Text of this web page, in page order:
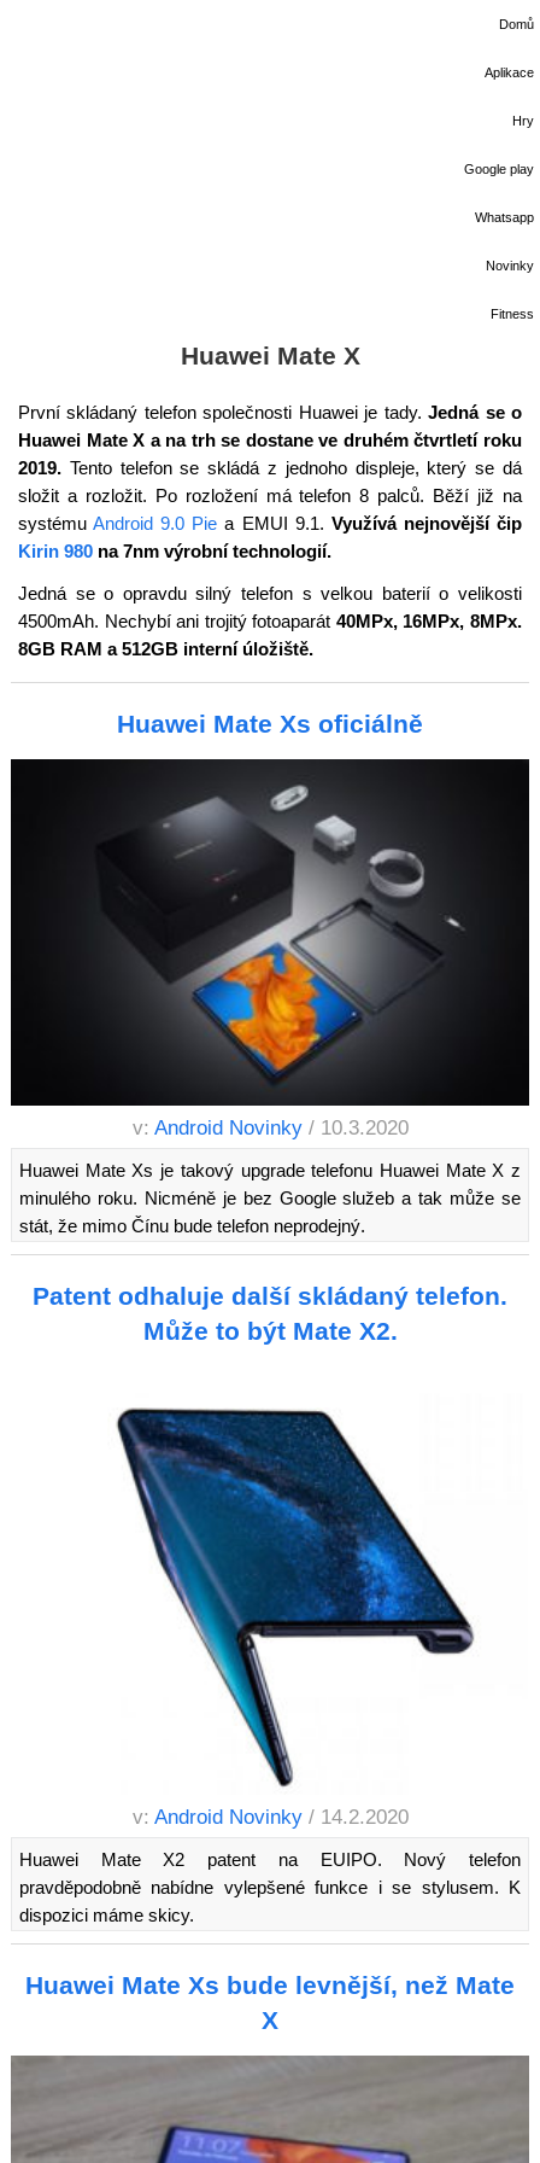
Domů
Aplikace
Hry
Google play
Whatsapp
Novinky
Fitness
Huawei Mate X
První skládaný telefon společnosti Huawei je tady.Jedná se o
Huawei Mate X a na trh se dostane ve druhém čtvrtletí roku
2019.Tento telefon se skládá z jednoho displeje, který se dá
složit a rozložit. Po rozložení má telefon 8 palců. Běží již na
systémuAndroid 9.0 Pie a EMUI 9.1. Využívá nejnovější čip
Kirin 980na 7nm výrobní technologií.
Jedná se o opravdu silný telefon s velkou baterií o velikosti
4500mAh. Nechybí ani trojitý fotoaparát 40MPx, 16MPx, 8MPx.
8GB RAM a 512GB interní úložiště.
Huawei Mate Xs oficiálně
v: Android Novinky / 10.3.2020
Huawei Mate Xs je takový upgrade telefonu Huawei Mate X z
minulého roku. Nicméně je bez Google služeb a tak může se
stát, že mimo Čínu bude telefon neprodejný.
Patent odhaluje další skládaný telefon.
Může to být Mate X2.
v: Android Novinky / 14.2.2020
Huawei Mate X2 patent na EUIPO. Nový telefon
pravděpodobně nabídne vylepšené funkce i se stylusem. K
dispozici máme skicy.
Huawei Mate Xs bude levnější, než Mate
X